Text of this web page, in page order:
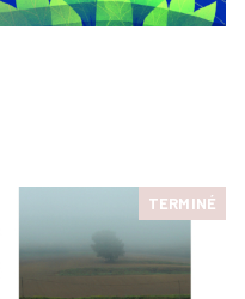
TERMINÉ